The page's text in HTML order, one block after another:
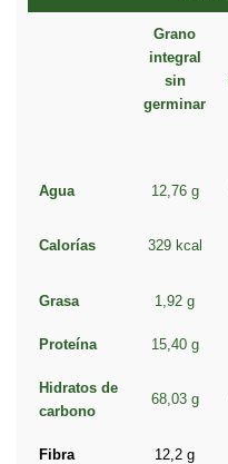
Grano
integral
sin
germinar
Agua 12,76 g
Calorías 329 kcal
Grasa 1,92 g
Proteína 15,40 g
Hidratos de
carbono
68,03 g
Fibra 12,2 g